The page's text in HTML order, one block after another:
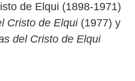
de Elqui (1898-1971)
Cristo de Elqui(1977) y
del Cristo de Elqui